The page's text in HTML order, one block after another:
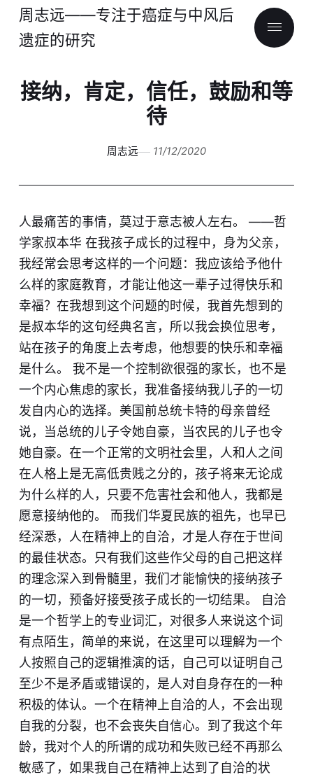
周志远——专注于癌症与中风后
遗症的研究
接纳，肯定，信任，鼓励和等
待
周志远 11/12/2020
人最痛苦的事情，莫过于意志被人左右。 ——哲
学家叔本华 在我孩子成长的过程中，身为父亲，
我经常会思考这样的一个问题：我应该给予他什
么样的家庭教育，才能让他这一辈子过得快乐和
幸福？在我想到这个问题的时候，我首先想到的
是叔本华的这句经典名言，所以我会换位思考，
站在孩子的角度上去考虑，他想要的快乐和幸福
是什么。 我不是一个控制欲很强的家长，也不是
一个内心焦虑的家长，我准备接纳我儿子的一切
发自内心的选择。美国前总统卡特的母亲曾经
说，当总统的儿子令她自豪，当农民的儿子也令
她自豪。在一个正常的文明社会里，人和人之间
在人格上是无高低贵贱之分的，孩子将来无论成
为什么样的人，只要不危害社会和他人，我都是
愿意接纳他的。 而我们华夏民族的祖先，也早已
经深悉，人在精神上的自洽，才是人存在于世间
的最佳状态。只有我们这些作父母的自己把这样
的理念深入到骨髓里，我们才能愉快的接纳孩子
的一切，预备好接受孩子成长的一切结果。 自洽
是一个哲学上的专业词汇，对很多人来说这个词
有点陌生，简单的来说，在这里可以理解为一个
人按照自己的逻辑推演的话，自己可以证明自己
至少不是矛盾或错误的，是人对自身存在的一种
积极的体认。一个在精神上自洽的人，不会出现
自我的分裂，也不会丧失自信心。到了我这个年
龄，我对个人的所谓的成功和失败已经不再那么
敏感了，如果我自己在精神上达到了自洽的状